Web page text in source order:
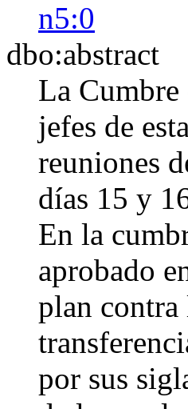
n5:0
dbo:abstract
La
jefes de
reuniones
días 15 y
En la
aprobado
plan
por sus